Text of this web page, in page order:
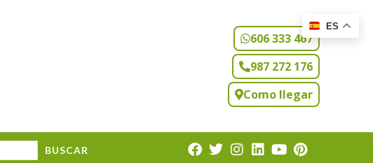
606 333 467
987 272 176
Como llegar
BUSCAR
ES